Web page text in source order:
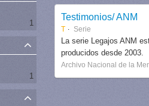
1
1
Testimonios/ ANM
T Serie
La serie Legajos ANM
producidos desde 2003.
Archivo Nacional de la